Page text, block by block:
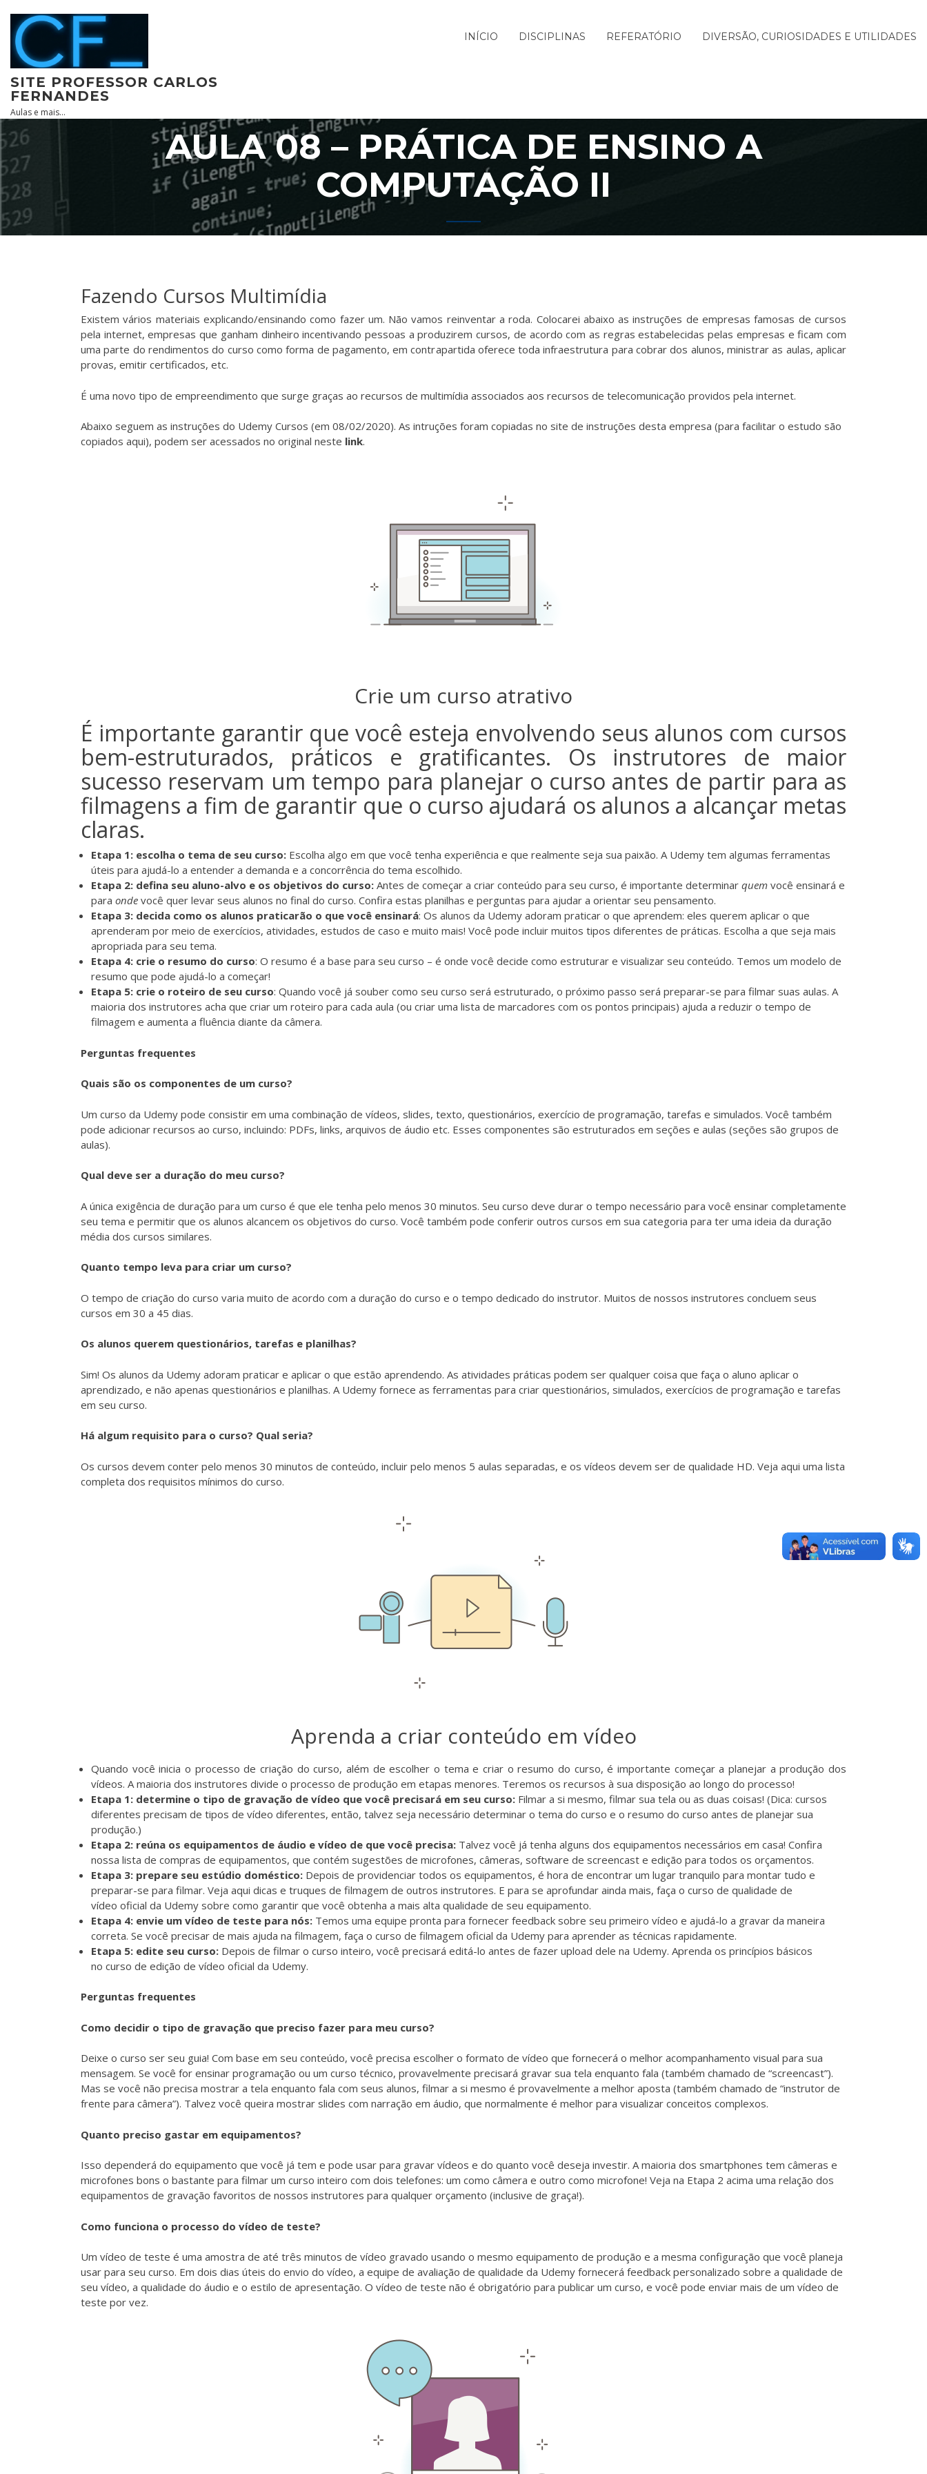
content
SITE PROFESSOR CARLOS
FERNANDES
Aulas e mais…
INÍCIO DISCIPLINAS REFERATÓRIO DIVERSÃO, CURIOSIDADES E UTILIDADES
AULA 08 – PRÁTICA DE ENSINO A
COMPUTAÇÃO II
Fazendo Cursos Multimídia
Existem vários materiais explicando/ensinando como fazer um. Não vamos reinventar a roda. Colocarei abaixo as instruções de empresas famosas de cursos
pela internet, empresas que ganham dinheiro incentivando pessoas a produzirem cursos, de acordo com as regras estabelecidas pelas empresas e ficam com
uma parte do rendimentos do curso como forma de pagamento, em contrapartida oferece toda infraestrutura para cobrar dos alunos, ministrar as aulas, aplicar
provas, emitir certificados, etc.
É uma novo tipo de empreendimento que surge graças ao recursos de multimídia associados aos recursos de telecomunicação providos pela internet.
Abaixo seguem as instruções do Udemy Cursos (em 08/02/2020). As intruções foram copiadas no site de instruções desta empresa (para facilitar o estudo são
copiados aqui), podem ser acessados no original neste link.
Crie um curso atrativo
É importante garantir que você esteja envolvendo seus alunos com cursos
bem-estruturados, práticos e gratificantes. Os instrutores de maior
sucesso reservam um tempo para planejar o curso antes de partir para as
filmagens a fim de garantir que o curso ajudará os alunos a alcançar metas
claras.
Etapa 1: escolha o tema de seu curso: Escolha algo em que você tenha experiência e que realmente seja sua paixão. A Udemy tem algumas ferramentas
úteis para ajudá-lo a entender a demanda e a concorrência do tema escolhido.
Etapa 2: defina seu aluno-alvo e os objetivos do curso: Antes de começar a criar conteúdo para seu curso, é importante determinar quem você ensinará e
para onde você quer levar seus alunos no final do curso. Confira estas planilhas e perguntas para ajudar a orientar seu pensamento.
Etapa 3: decida como os alunos praticarão o que você ensinará: Os alunos da Udemy adoram praticar o que aprendem: eles querem aplicar o que
aprenderam por meio de exercícios, atividades, estudos de caso e muito mais! Você pode incluir muitos tipos diferentes de práticas. Escolha a que seja mais
apropriada para seu tema.
Etapa 4: crie o resumo do curso: O resumo é a base para seu curso – é onde você decide como estruturar e visualizar seu conteúdo. Temos um modelo de
resumo que pode ajudá-lo a começar!
Etapa 5: crie o roteiro de seu curso: Quando você já souber como seu curso será estruturado, o próximo passo será preparar-se para filmar suas aulas. A
maioria dos instrutores acha que criar um roteiro para cada aula (ou criar uma lista de marcadores com os pontos principais) ajuda a reduzir o tempo de
filmagem e aumenta a fluência diante da câmera.
Perguntas frequentes
Quais são os componentes de um curso?
Um curso da Udemy pode consistir em uma combinação de vídeos, slides, texto, questionários, exercício de programação, tarefas e simulados. Você também
pode adicionar recursos ao curso, incluindo: PDFs, links, arquivos de áudio etc. Esses componentes são estruturados em seções e aulas (seções são grupos de
aulas).
Qual deve ser a duração do meu curso?
A única exigência de duração para um curso é que ele tenha pelo menos 30 minutos. Seu curso deve durar o tempo necessário para você ensinar completamente
seu tema e permitir que os alunos alcancem os objetivos do curso. Você também pode conferir outros cursos em sua categoria para ter uma ideia da duração
média dos cursos similares.
Quanto tempo leva para criar um curso?
O tempo de criação do curso varia muito de acordo com a duração do curso e o tempo dedicado do instrutor. Muitos de nossos instrutores concluem seus
cursos em 30 a 45 dias.
Os alunos querem questionários, tarefas e planilhas?
Sim! Os alunos da Udemy adoram praticar e aplicar o que estão aprendendo. As atividades práticas podem ser qualquer coisa que faça o aluno aplicar o
aprendizado, e não apenas questionários e planilhas. A Udemy fornece as ferramentas para criar questionários, simulados, exercícios de programação e tarefas
em seu curso.
Há algum requisito para o curso? Qual seria?
Os cursos devem conter pelo menos 30 minutos de conteúdo, incluir pelo menos 5 aulas separadas, e os vídeos devem ser de qualidade HD. Veja aqui uma lista
completa dos requisitos mínimos do curso.
Aprenda a criar conteúdo em vídeo
Quando você inicia o processo de criação do curso, além de escolher o tema e criar o resumo do curso, é importante começar a planejar a produção dos
vídeos. A maioria dos instrutores divide o processo de produção em etapas menores. Teremos os recursos à sua disposição ao longo do processo!
Etapa 1: determine o tipo de gravação de vídeo que você precisará em seu curso: Filmar a si mesmo, filmar sua tela ou as duas coisas! (Dica: cursos
diferentes precisam de tipos de vídeo diferentes, então, talvez seja necessário determinar o tema do curso e o resumo do curso antes de planejar sua
produção.)
Etapa 2: reúna os equipamentos de áudio e vídeo de que você precisa: Talvez você já tenha alguns dos equipamentos necessários em casa! Confira
nossa lista de compras de equipamentos, que contém sugestões de microfones, câmeras, software de screencast e edição para todos os orçamentos.
Etapa 3: prepare seu estúdio doméstico: Depois de providenciar todos os equipamentos, é hora de encontrar um lugar tranquilo para montar tudo e
preparar-se para filmar. Veja aqui dicas e truques de filmagem de outros instrutores. E para se aprofundar ainda mais, faça o curso de qualidade de
vídeo oficial da Udemy sobre como garantir que você obtenha a mais alta qualidade de seu equipamento.
Etapa 4: envie um vídeo de teste para nós: Temos uma equipe pronta para fornecer feedback sobre seu primeiro vídeo e ajudá-lo a gravar da maneira
correta. Se você precisar de mais ajuda na filmagem, faça o curso de filmagem oficial da Udemy para aprender as técnicas rapidamente.
Etapa 5: edite seu curso: Depois de filmar o curso inteiro, você precisará editá-lo antes de fazer upload dele na Udemy. Aprenda os princípios básicos
no curso de edição de vídeo oficial da Udemy.
Perguntas frequentes
Como decidir o tipo de gravação que preciso fazer para meu curso?
Deixe o curso ser seu guia! Com base em seu conteúdo, você precisa escolher o formato de vídeo que fornecerá o melhor acompanhamento visual para sua
mensagem. Se você for ensinar programação ou um curso técnico, provavelmente precisará gravar sua tela enquanto fala (também chamado de “screencast”).
Mas se você não precisa mostrar a tela enquanto fala com seus alunos, filmar a si mesmo é provavelmente a melhor aposta (também chamado de “instrutor de
frente para câmera”). Talvez você queira mostrar slides com narração em áudio, que normalmente é melhor para visualizar conceitos complexos.
Quanto preciso gastar em equipamentos?
Isso dependerá do equipamento que você já tem e pode usar para gravar vídeos e do quanto você deseja investir. A maioria dos smartphones tem câmeras e
microfones bons o bastante para filmar um curso inteiro com dois telefones: um como câmera e outro como microfone! Veja na Etapa 2 acima uma relação dos
equipamentos de gravação favoritos de nossos instrutores para qualquer orçamento (inclusive de graça!).
Como funciona o processo do vídeo de teste?
Um vídeo de teste é uma amostra de até três minutos de vídeo gravado usando o mesmo equipamento de produção e a mesma configuração que você planeja
usar para seu curso. Em dois dias úteis do envio do vídeo, a equipe de avaliação de qualidade da Udemy fornecerá feedback personalizado sobre a qualidade de
seu vídeo, a qualidade do áudio e o estilo de apresentação. O vídeo de teste não é obrigatório para publicar um curso, e você pode enviar mais de um vídeo de
teste por vez.